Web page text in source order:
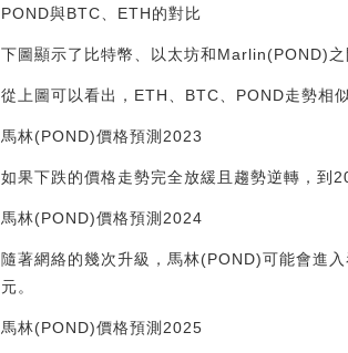
POND與BTC、ETH的對比
下圖顯示了比特幣、以太坊和Marlin(POND)之
從上圖可以看出，ETH、BTC、POND走勢相
馬林(POND)價格預測2023
如果下跌的價格走勢完全放緩且趨勢逆轉，到
馬林(POND)價格預測2024
隨著網絡的幾次升級，馬林(POND)可能會進
元。
馬林(POND)價格預測2025